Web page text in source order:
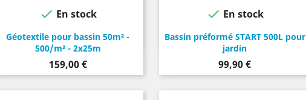
Géotextile pour bassin 50m² -
500/m² - 2x25m
Prix
159,00 €
 En stock
Bassin préformé START 500L pour
jardin
Prix
99,90 €
 En stock